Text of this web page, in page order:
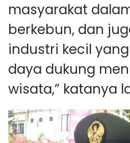
masyarakat
berkebun, dan
industri kecil
daya dukung
wisata,” katanya